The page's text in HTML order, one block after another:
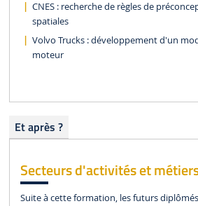
CNES : recherche de règles de
spatiales
Volvo Trucks : développement d'un
moteur
Et après ?
Secteurs d'activités et
Suite à cette formation, les futurs